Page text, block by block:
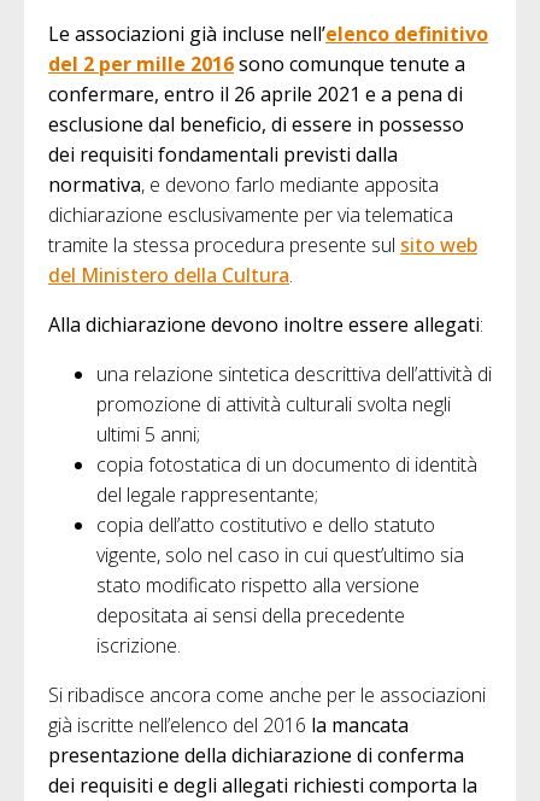
Le associazioni già incluse nell’elenco definitivo
del 2 per mille 2016sono comunque tenute a
confermare, entro il 26 aprile 2021 e a pena di
esclusione dal beneficio, di essere in possesso
dei requisiti fondamentali previsti dalla
normativa, e devono farlo mediante apposita
dichiarazione esclusivamente per via telematica
tramite la stessa procedura presente sul sito web
del Ministero della Cultura.
Alla dichiarazione devono inoltre essere allegati:
una relazione sintetica descrittiva dell’attività di
promozione di attività culturali svolta negli
ultimi 5 anni;
copia fotostatica di un documento di identità
del legale rappresentante;
copia dell’atto costitutivo e dello statuto
vigente, solo nel caso in cui quest’ultimo sia
stato modificato rispetto alla versione
depositata ai sensi della precedente
iscrizione.
Si ribadisce ancora come anche per le associazioni
già iscritte nell’elenco del 2016 la mancata
presentazione della dichiarazione di conferma
dei requisiti e degli allegati richiesti comporta la